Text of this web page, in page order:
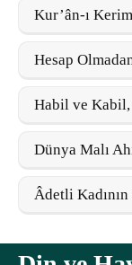
Kur’ân-ı
Hesap
Habil ve Kabil,
Dünya Malı
Âdetli